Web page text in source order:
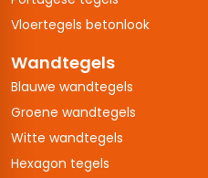
Vloertegels betonlook
Wandtegels
Blauwe wandtegels
Groene wandtegels
Witte wandtegels
Hexagon tegels